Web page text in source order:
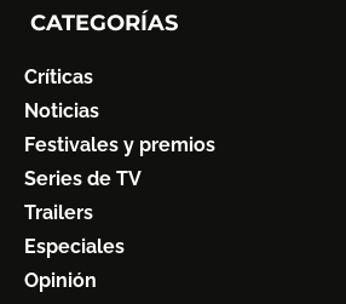
CATEGORÍAS
Críticas
Noticias
Festivales y premios
Series de TV
Trailers
Especiales
Opinión